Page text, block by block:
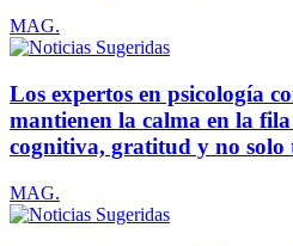
MAG.
Los expertos en psicología
mantienen la calma en la
cognitiva, gratitud y no solo
MAG.